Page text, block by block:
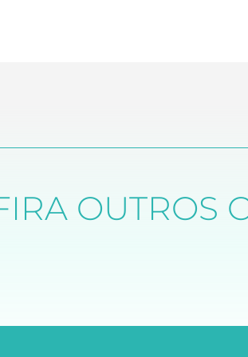
OUTROS